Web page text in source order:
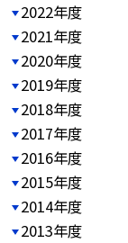
2022年度
2021年度
2020年度
2019年度
2018年度
2017年度
2016年度
2015年度
2014年度
2013年度